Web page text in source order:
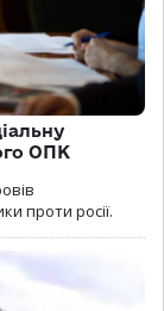
ОПК
проти росії.